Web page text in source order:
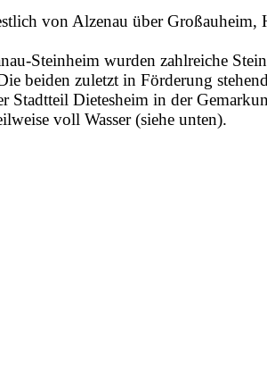
von Alzenau über
Steinheim wurden zahlreiche
beiden zuletzt in Förderung
Dietesheim in der
voll Wasser (siehe unten).